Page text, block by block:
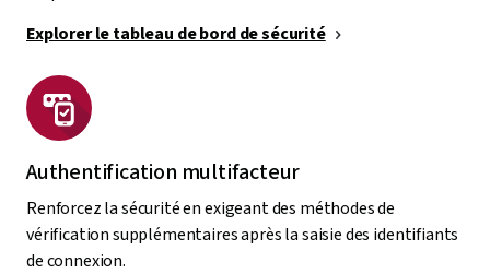
Explorer le tableau de bord de sécurité
Authentification multifacteur
Renforcez la sécurité en exigeant des méthodes de
vérification supplémentaires après la saisie des identifiants
de connexion.